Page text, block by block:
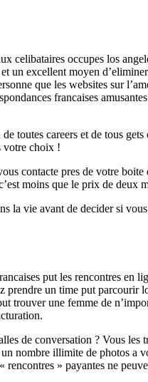
occupes los
un excellent moyen
que les websites sur
francaises
toutes careers et de tous
votre choix !
contacte pres de votre
moins que le prix de deux
la vie avant de decider si
put les rencontres en
prendre un time put parcourir
trouver une femme de
de conversation ? Vous
nombre illimite de photos a
» payantes ne